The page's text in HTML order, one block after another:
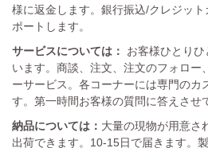
様に返金します。銀行振込/クレジット
ポートします。
サービスについては：
お客様ひとり
います。商談、注文、注文のフォロー
ーサービス。各コーナーには専門のカ
す。第一時間お客様の質問に答えさせ
納品については： 大量の現物が用意さ
出荷できます。10-15日で届きます。